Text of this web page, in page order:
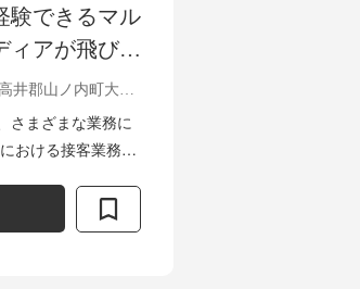
験できるマル
ィアが飛び交
き込む企業長野県下高井郡山ノ内町大字佐野2586番地5
さまざまな業務に